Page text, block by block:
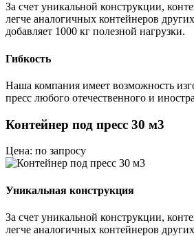
За счет уникальной конструкции,
легче аналогичных контейнеров
добавляет 1000 кг полезной нагрузки.
Гибкость
Наша компания имеет возможность
пресс любого отечественного и
Контейнер под пресс 30 м3
Цена: по запросу
Уникальная конструкция
За счет уникальной конструкции,
легче аналогичных контейнеров